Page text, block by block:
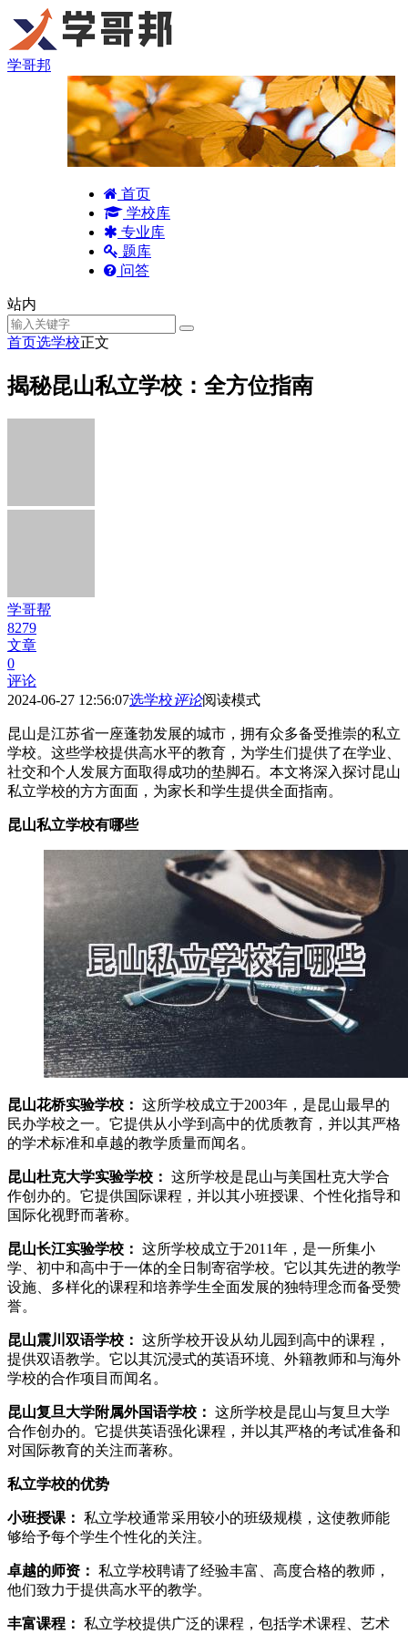
学哥邦
首页
学校库
专业库
题库
问答
站内
首页选学校正文
揭秘昆山私立学校：全方位指南
学哥帮
8279
文章
0
评论
2024-06-27 12:56:07选学校评论阅读模式
昆山是江苏省一座蓬勃发展的城市，拥有众多备受推崇的私立
学校。这些学校提供高水平的教育，为学生们提供了在学业、
社交和个人发展方面取得成功的垫脚石。本文将深入探讨昆山
私立学校的方方面面，为家长和学生提供全面指南。
昆山私立学校有哪些
昆山花桥实验学校： 这所学校成立于2003年，是昆山最早的
民办学校之一。它提供从小学到高中的优质教育，并以其严格
的学术标准和卓越的教学质量而闻名。
昆山杜克大学实验学校： 这所学校是昆山与美国杜克大学合
作创办的。它提供国际课程，并以其小班授课、个性化指导和
国际化视野而著称。
昆山长江实验学校： 这所学校成立于2011年，是一所集小
学、初中和高中于一体的全日制寄宿学校。它以其先进的教学
设施、多样化的课程和培养学生全面发展的独特理念而备受赞
誉。
昆山震川双语学校： 这所学校开设从幼儿园到高中的课程，
提供双语教学。它以其沉浸式的英语环境、外籍教师和与海外
学校的合作项目而闻名。
昆山复旦大学附属外国语学校： 这所学校是昆山与复旦大学
合作创办的。它提供英语强化课程，并以其严格的考试准备和
对国际教育的关注而著称。
私立学校的优势
小班授课： 私立学校通常采用较小的班级规模，这使教师能
够给予每个学生个性化的关注。
卓越的师资： 私立学校聘请了经验丰富、高度合格的教师，
他们致力于提供高水平的教学。
丰富课程： 私立学校提供广泛的课程，包括学术课程、艺术